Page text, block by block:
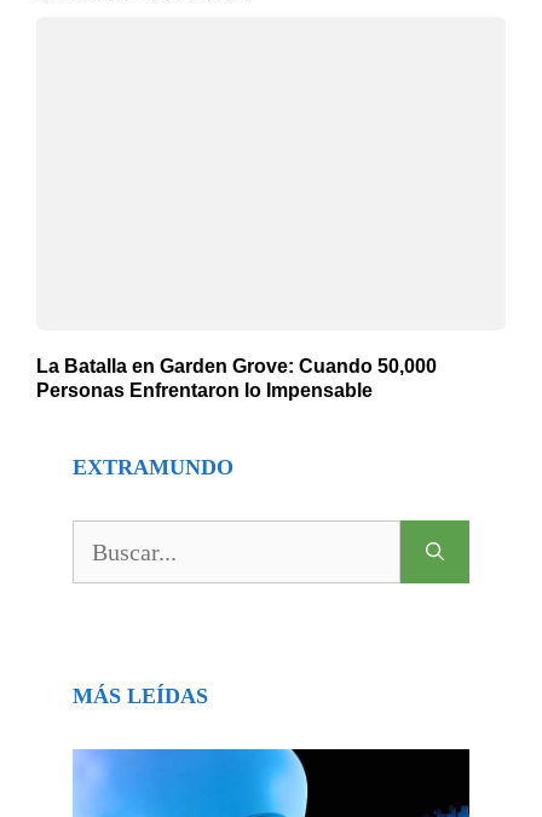
La Batalla en Garden Grove: Cuando 50,000
Personas Enfrentaron lo Impensable
EXTRAMUNDO
MÁS LEÍDAS